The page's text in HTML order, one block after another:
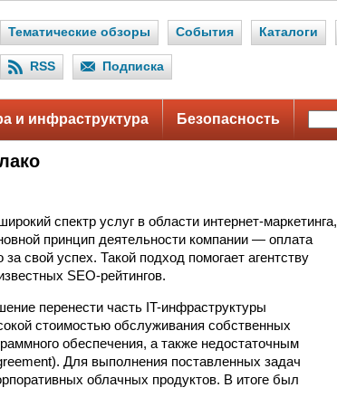
Тематические обзоры События Каталоги
RSS Подписка
и инфраструктура Безопасность
спектр услуг в области интернет-маркетинга,
принцип деятельности компании — оплата
свой успех. Такой подход помогает агентству
SEO-рейтингов.
перенести часть IT-инфраструктуры
стоимостью обслуживания собственных
обеспечения, а также недостаточным
Для выполнения поставленных задач
облачных продуктов. В итоге был